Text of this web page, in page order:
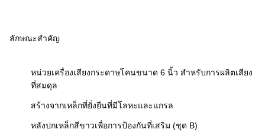
ลักษณะสําคัญ
หน่วยเครื่องเสียงกระดาษโคนขนาด 6 นิ้ว สําหรับการผลิตเสียง
ที่สมดุล
สร้างจากเหล็กที่ยั่งยืนที่มีโลหะและแกรล
หลังปกเหล็กสีขาวเพื่อการป้องกันที่เสริม (ชุด B)